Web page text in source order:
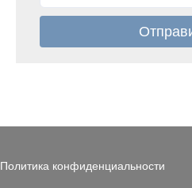
Политика конфиденциальности